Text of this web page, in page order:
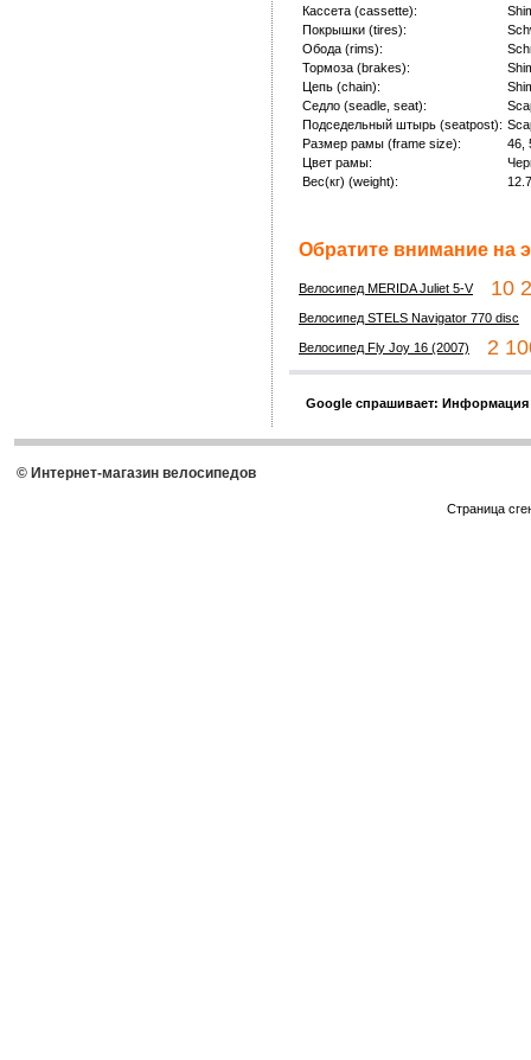
Кассета (cassette):
Покрышки (tires):
Обода (rims):
Тормоза (brakes):
Цепь (chain):
Седло (seadle, seat):
Подседельный штырь (seatpost):
Размер рамы (frame size):
46,
Цвет рамы:
Вес(кг) (weight):
12.7
Обратите внимание на
Велосипед MERIDA Juliet 5-V10
Велосипед STELS Navigator 770 disc
Велосипед Fly Joy 16 (2007) 2
Google спрашивает:
© Интернет-магазин велосипедов
Страница